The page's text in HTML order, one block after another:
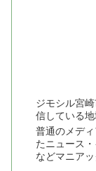
ジモシル宮
信している地
普通のメデ
たニュース
などマニア